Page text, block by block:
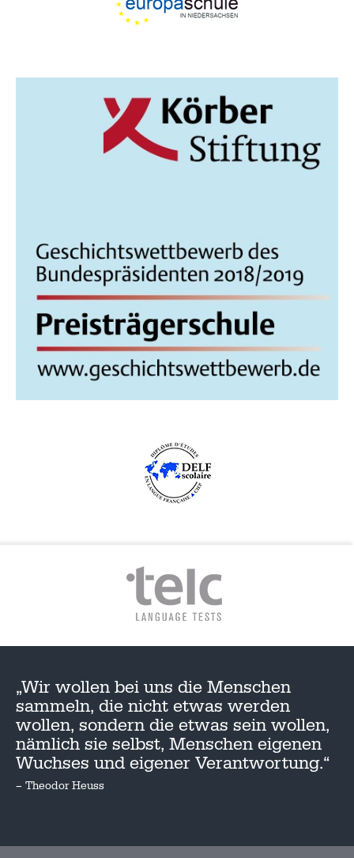
„Wir wollen bei uns die Menschen
sammeln, die nicht etwas werden
wollen, sondern die etwas sein wollen,
nämlich sie selbst, Menschen eigenen
Wuchses und eigener Verantwortung.“
– Theodor Heuss